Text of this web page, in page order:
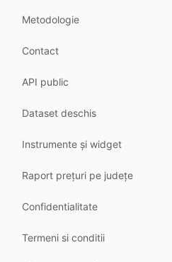
Metodologie
Contact
API public
Dataset deschis
Instrumente și widget
Raport prețuri pe județe
Confidentialitate
Termeni si conditii